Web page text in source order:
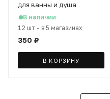
для ванны и душа
Шоколад, 500 мл
В наличии
12 шт - в 5 магазинах
350 ₽
В КОРЗИНУ